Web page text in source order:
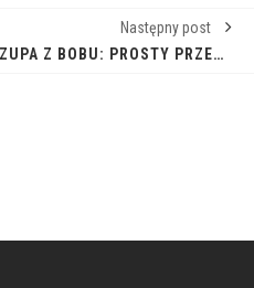
Następny post
IDEALNA ZUPA Z BOBU: PROSTY PRZEPIS NA LETNI OBIAD